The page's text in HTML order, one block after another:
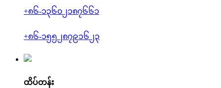
+၈၆-၁၃၆၀၂၁၈၇၆၆၁
+၈၆-၁၅၅၂၈၇၉၁၆၂၃
ထိပ်တန်း